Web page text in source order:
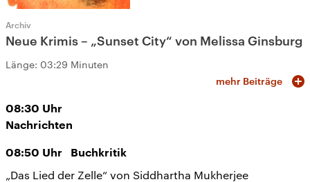
Archiv
Neue Krimis – „Sunset City“ von Melissa Ginsburg
Länge: 03:29 Minuten
mehr Beiträge
08:30 Uhr
Nachrichten
08:50 Uhr Buchkritik
„Das Lied der Zelle“ von Siddhartha Mukherjee